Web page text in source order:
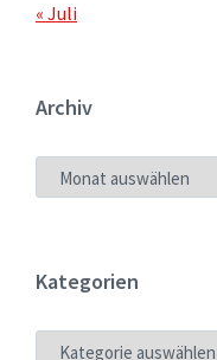
« Juli
Archiv
ARCHIV
Kategorien
KATEGORIEN